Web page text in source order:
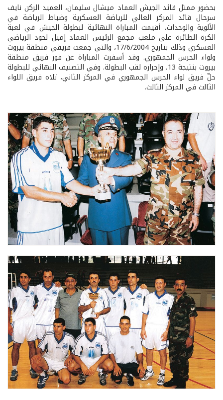
بحضور ممثل قائد الجيش العماد ميشال سليمان، العميد الركن نايف
سرحال قائد المركز العالي للرياضة العسكرية وضباط الرياضة في
الألوية والوحدات، أقيمت المباراة النهائية لبطولة الجيش في لعبة
الكرة الطائرة على ملعب مجمع الرئيس العماد إميل لحود الرياضي
العسكري وذلك بتاريخ 17/6/2004، والتي جمعت فريقي منطقة بيروت
ولواء الحرس الجمهوري. وقد أسفرت المباراة عن فوز فريق منطقة
بيروت بنتيجة 1­3، وإحرازه لقب البطولة. وفي التصنيف النهائي للبطولة
حلّ فريق لواء الحرس الجمهوري في المركز الثاني، تلاه فريق اللواء
الثالث في المركز الثالث.